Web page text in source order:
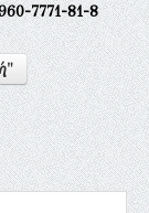
7771-81-8